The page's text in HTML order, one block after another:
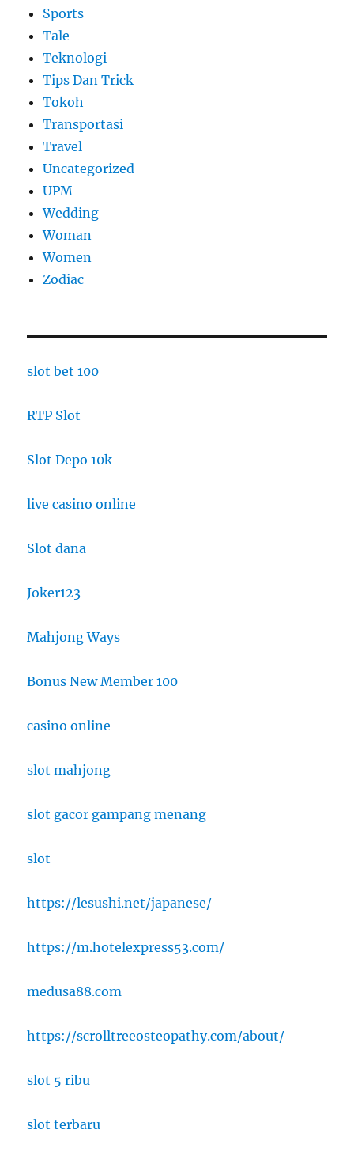
Sports
Tale
Teknologi
Tips Dan Trick
Tokoh
Transportasi
Travel
Uncategorized
UPM
Wedding
Woman
Women
Zodiac
slot bet 100
RTP Slot
Slot Depo 10k
live casino online
Slot dana
Joker123
Mahjong Ways
Bonus New Member 100
casino online
slot mahjong
slot gacor gampang menang
slot
https://lesushi.net/japanese/
https://m.hotelexpress53.com/
medusa88.com
https://scrolltreeosteopathy.com/about/
slot 5 ribu
slot terbaru